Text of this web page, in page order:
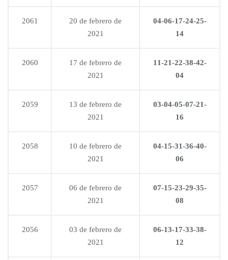
2061
20 de febrero de
2021
04-06-17-24-25-
14
2060
17 de febrero de
2021
11-21-22-38-42-
04
2059
13 de febrero de
2021
03-04-05-07-21-
16
2058
10 de febrero de
2021
04-15-31-36-40-
06
2057
06 de febrero de
2021
07-15-23-29-35-
08
2056
03 de febrero de
2021
06-13-17-33-38-
12